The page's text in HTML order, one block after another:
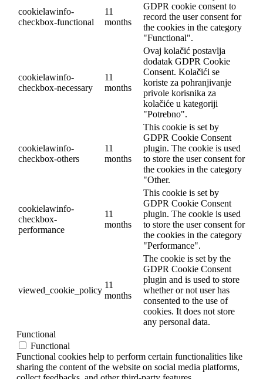
cookielawinfo-
checkbox-functional
11
months
GDPR cookie consent to
record the user consent for
the cookies in the category
"Functional".
cookielawinfo-
checkbox-necessary
11
months
Ovaj kolačić postavlja
dodatak GDPR Cookie
Consent. Kolačići se
koriste za pohranjivanje
privole korisnika za
kolačiće u kategoriji
"Potrebno".
cookielawinfo-
checkbox-others
11
months
This cookie is set by
GDPR Cookie Consent
plugin. The cookie is used
to store the user consent for
the cookies in the category
"Other.
cookielawinfo-
checkbox-
performance
11
months
This cookie is set by
GDPR Cookie Consent
plugin. The cookie is used
to store the user consent for
the cookies in the category
"Performance".
viewed_cookie_policy
11
months
The cookie is set by the
GDPR Cookie Consent
plugin and is used to store
whether or not user has
consented to the use of
cookies. It does not store
any personal data.
Functional
Functional
Functional cookies help to perform certain functionalities like
sharing the content of the website on social media platforms,